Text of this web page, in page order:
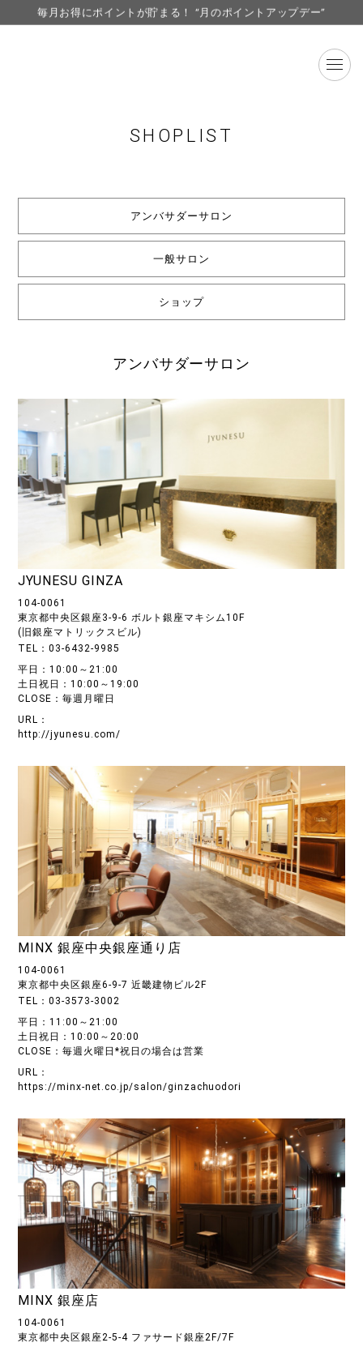
LINE お友達登録で500円クーポン プレゼント
【重要】お盆期間中のお問い合わせと商品配送に関しまして
SHOPLIST
アンバサダーサロン
一般サロン
ショップ
アンバサダーサロン
JYUNESU GINZA
104-0061
東京都中央区銀座3-9-6 ボルト銀座マキシム10F
(旧銀座マトリックスビル)
TEL：03-6432-9985
平日：10:00～21:00
土日祝日：10:00～19:00
CLOSE：毎週月曜日
URL：
http://jyunesu.com/
MINX 銀座中央銀座通り店
104-0061
東京都中央区銀座6-9-7 近畿建物ビル2F
TEL：03-3573-3002
平日：11:00～21:00
土日祝日：10:00～20:00
CLOSE：毎週火曜日*祝日の場合は営業
URL：
https://minx-net.co.jp/salon/ginzachuodori
MINX 銀座店
104-0061
東京都中央区銀座2-5-4 ファサード銀座2F/7F